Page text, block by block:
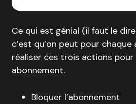
Ce qui est génial (il faut le
c’est qu’on peut pour
réaliser ces trois actions pour
abonnement.
Bloquer l’abonnement